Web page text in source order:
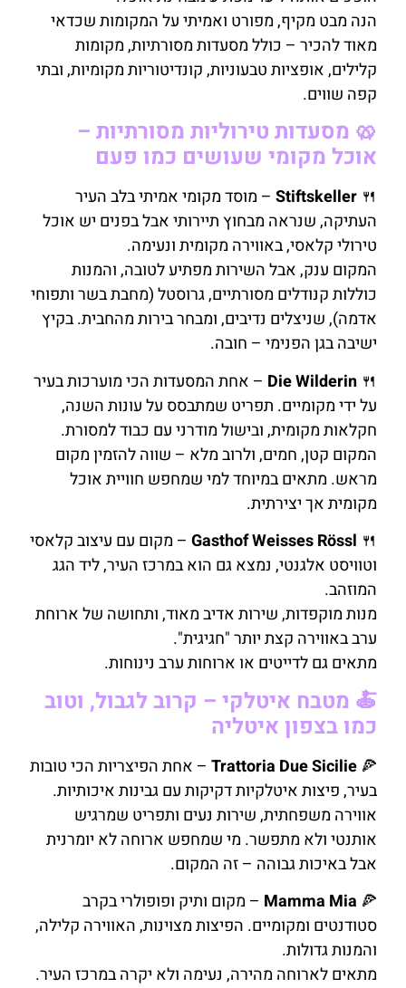
הנה מבט מקיף, מפורט ואמיתי על המקומות שכדאי
מאוד להכיר – כולל מסעדות מסורתיות, מקומות
קלילים, אופציות טבעוניות, קונדיטוריות מקומיות, ובתי
קפה שווים.
🥨 מסעדות טירוליות מסורתיות –
אוכל מקומי שעושים כמו פעם
🍴
Stiftskeller – מוסד מקומי אמיתי בלב העיר
העתיקה, שנראה מבחוץ תיירותי אבל בפנים יש אוכל
טירולי קלאסי, באווירה מקומית ונעימה.
המקום ענק, אבל השירות מפתיע לטובה, והמנות
כוללות קנודלים מסורתיים, גרוסטל (מחבת בשר ותפוחי
אדמה), שניצלים נדיבים, ומבחר בירות מהחבית. בקיץ
ישיבה בגן הפנימי – חובה.
🍴
Die Wilderin – אחת המסעדות הכי מוערכות בעיר
על ידי מקומיים. תפריט שמתבסס על עונות השנה,
חקלאות מקומית, ובישול מודרני עם כבוד למסורת.
המקום קטן, חמים, ולרוב מלא – שווה להזמין מקום
מראש. מתאים במיוחד למי שמחפש חוויית אוכל
מקומית אך יצירתית.
🍴
Gasthof Weisses Rössl – מקום עם עיצוב קלאסי
וטוויסט אלגנטי, נמצא גם הוא במרכז העיר, ליד הגג
המוזהב.
מנות מוקפדות, שירות אדיב מאוד, ותחושה של ארוחת
ערב באווירה קצת יותר "חגיגית".
מתאים גם לדייטים או ארוחות ערב נינוחות.
🍝 מטבח איטלקי – קרוב לגבול, וטוב
כמו בצפון איטליה
🍕
Trattoria Due Sicilie – אחת הפיצריות הכי טובות
בעיר, פיצות איטלקיות דקיקות עם גבינות איכותיות.
אווירה משפחתית, שירות נעים ותפריט שמרגיש
אותנטי ולא מתפשר. מי שמחפש ארוחה לא יומרנית
אבל באיכות גבוהה – זה המקום.
🍕
Mamma Mia – מקום ותיק ופופולרי בקרב
סטודנטים ומקומיים. הפיצות מצוינות, האווירה קלילה,
והמנות גדולות.
מתאים לארוחה מהירה, נעימה ולא יקרה במרכז העיר.